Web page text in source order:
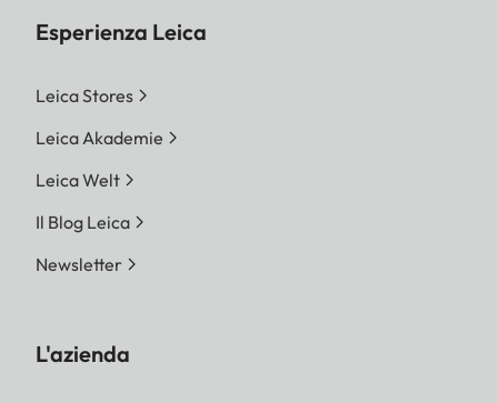
Esperienza Leica
Leica Stores
Leica Akademie
Leica Welt
Il Blog Leica
Newsletter
L'azienda